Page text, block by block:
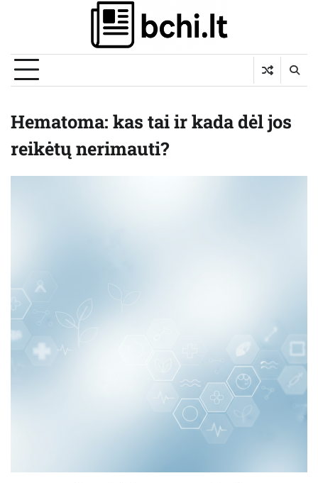
Hematoma: kas tai ir kada dėl jos
reikėtų nerimauti?